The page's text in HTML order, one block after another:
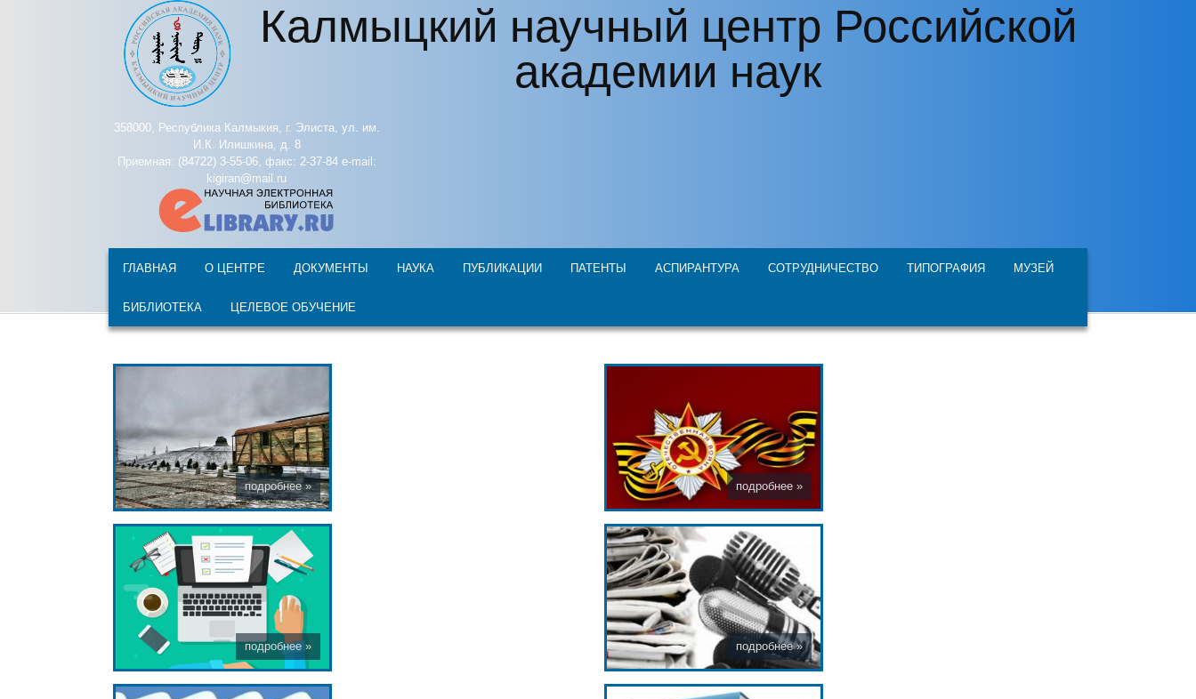
Перейти к основному содержанию Калмыцкий научный центр Российской
академии наук
358000, Республика Калмыкия, г. Элиста, ул. им.
И.К. Илишкина, д. 8
Приемная: (84722) 3-55-06, факс: 2-37-84 e-mail:
kigiran@mail.ru
ГЛАВНАЯ О ЦЕНТРЕ ДОКУМЕНТЫ НАУКА ПУБЛИКАЦИИ ПАТЕНТЫ АСПИРАНТУРА СОТРУДНИЧЕСТВО ТИПОГРАФИЯ МУЗЕЙ
БИБЛИОТЕКА ЦЕЛЕВОЕ ОБУЧЕНИЕ